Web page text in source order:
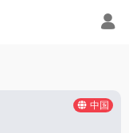
中国